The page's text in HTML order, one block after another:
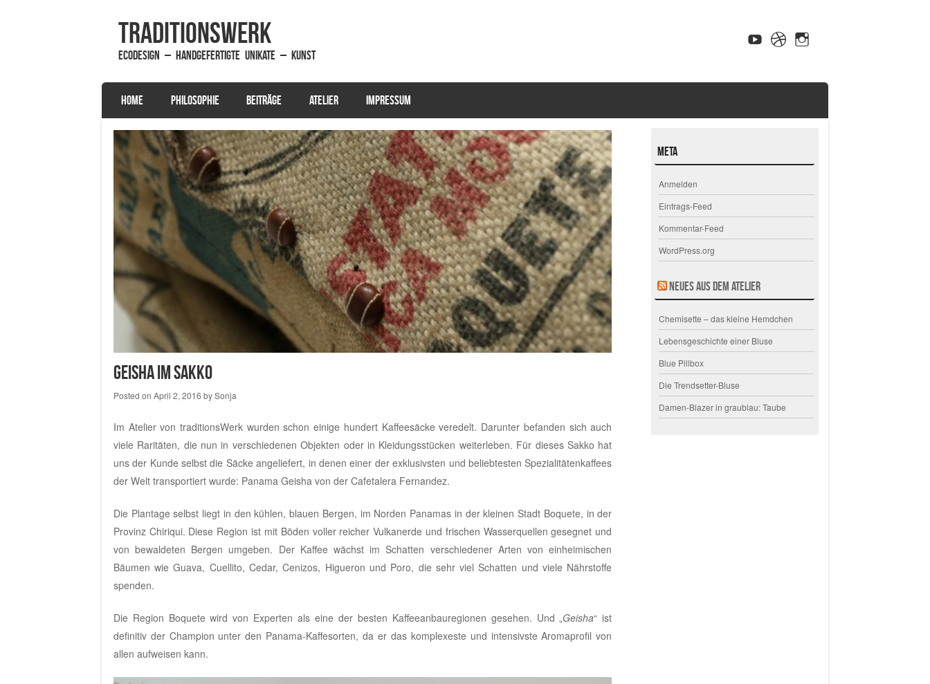
traditionsWerk
EcoDesign – handgefertigte Unikate – Kunst
Menu
SKIP TO CONTENT
HOME PHILOSOPHIE BEITRÄGE ATELIER IMPRESSUM
Geisha im Sakko
Posted on April 2, 2016 bySonja
Im Atelier von traditionsWerk wurden schon einige hundert Kaffeesäcke veredelt. Darunter befanden sich auch
viele Raritäten, die nun in verschiedenen Objekten oder in Kleidungsstücken weiterleben. Für dieses Sakko hat
uns der Kunde selbst die Säcke angeliefert, in denen einer der exklusivsten und beliebtesten Spezialitätenkaffees
der Welt transportiert wurde: Panama Geisha von der Cafetalera Fernandez.
Die Plantage selbst liegt in den kühlen, blauen Bergen, im Norden Panamas in der kleinen Stadt Boquete, in der
Provinz Chiriqui. Diese Region ist mit Böden voller reicher Vulkanerde und frischen Wasserquellen gesegnet und
von bewaldeten Bergen umgeben. Der Kaffee wächst im Schatten verschiedener Arten von einheimischen
Bäumen wie Guava, Cuellito, Cedar, Cenizos, Higueron und Poro, die sehr viel Schatten und viele Nährstoffe
spenden.
Die Region Boquete wird von Experten als eine der besten Kaffeeanbauregionen gesehen. Und „Geisha“ ist
definitiv der Champion unter den Panama-Kaffesorten, da er das komplexeste und intensivste Aromaprofil von
allen aufweisen kann.
Meta
Anmelden
Eintrags-Feed
Kommentar-Feed
WordPress.org
Neues aus dem Atelier
Chemisette – das kleine Hemdchen
Lebensgeschichte einer Bluse
Blue Pillbox
Die Trendsetter-Bluse
Damen-Blazer in graublau: Taube